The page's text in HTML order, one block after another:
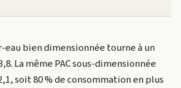
eau bien dimensionnée tourne à un
La même PAC sous-dimensionnée
soit 80 % de consommation en plus